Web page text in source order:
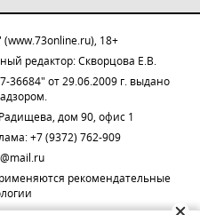
18+
редактор: Скворцова Е.В.
от 29.06.2009 г. выдано
дом 90, офис 1
+7 (9372) 762-909
рекомендательные